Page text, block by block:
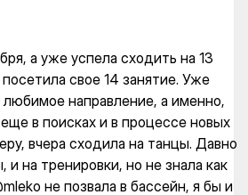
а уже успела сходить на 13
свое 14 занятие. Уже
направление, а именно,
в поисках и в процессе новых
вчера сходила на танцы. Давно
и на тренировки, но не знала как
не позвала в бассейн, я бы и